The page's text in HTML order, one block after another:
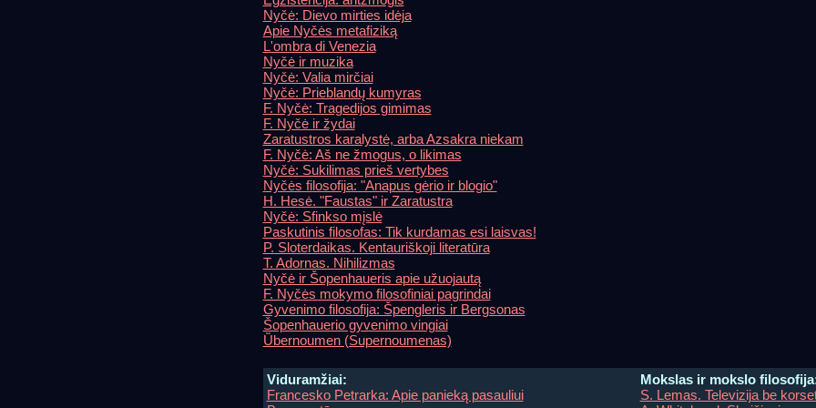
Nyčė: Dievo mirties idėja
Apie Nyčės metafiziką
L'ombra di Venezia
Nyčė ir muzika
Nyčė: Valia mirčiai
Nyčė: Prieblandų kumyras
F. Nyčė: Tragedijos gimimas
F. Nyčė ir žydai
Zaratustros karalystė, arba Azsakra niekam
F. Nyčė: Aš ne žmogus, o likimas
Nyčė: Sukilimas prieš vertybes
Nyčės filosofija: "Anapus gėrio ir blogio"
H. Hesė. "Faustas" ir Zaratustra
Nyčė: Sfinkso mįslė
Paskutinis filosofas: Tik kurdamas esi laisvas!
P. Sloterdaikas. Kentauriškoji literatūra
T. Adornas. Nihilizmas
Nyčė ir Šopenhaueris apie užuojautą
F. Nyčės mokymo filosofiniai pagrindai
Gyvenimo filosofija: Špengleris ir Bergsonas
Šopenhauerio gyvenimo vingiai
Ṻbernoumen (Supernoumenas)
Viduramžiai:
Francesko Petrarka: Apie panieką pasauliui
Mokslas ir mokslo
S. Lemas. Televizija be